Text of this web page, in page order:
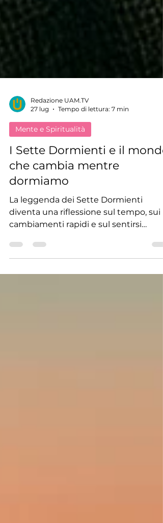
Redazione UAM.TV
27 lug
Tempo di lettura: 7 min
Mente e Spiritualità
I Sette Dormienti e il mondo
che cambia mentre
dormiamo
La leggenda dei Sette Dormienti
cambiamenti rapidi e sul sentirsi
stranieri in un mondo che continua a